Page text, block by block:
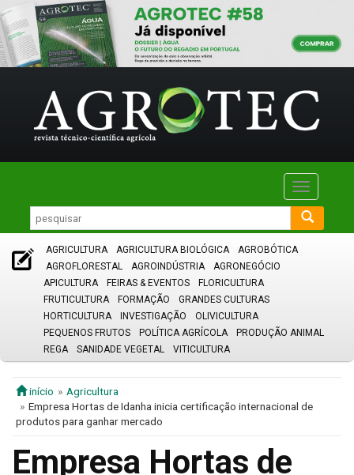
Toggle
AGRICULTURA AGRICULTURA BIOLÓGICA
AGROBÓTICA
AGROFLORESTAL
AGROINDÚSTRIA
AGRONEGÓCIO
APICULTURA
FEIRAS & EVENTOS
FLORICULTURA
FRUTICULTURA
FORMAÇÃO
GRANDES CULTURAS
HORTICULTURA
INVESTIGAÇÃO
OLIVICULTURA
PEQUENOS FRUTOS
POLÍTICA AGRÍCOLA
PRODUÇÃO ANIMAL
REGA
SANIDADE VEGETAL VITICULTURA
início
Agricultura
Empresa Hortas de Idanha inicia certificação internacional de
produtos para ganhar mercado
Empresa Hortas de